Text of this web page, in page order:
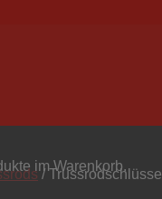
im Warenkorb.
/Trussrodschlüssel